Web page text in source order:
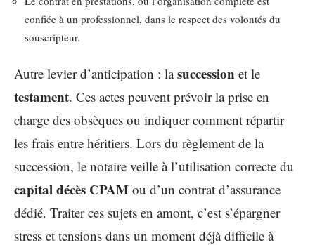
confiée à un professionnel, dans le respect des volontés du
souscripteur.
Autre levier d’anticipation : lasuccession et le
testament. Ces actes peuvent prévoir la prise en
charge des obsèques ou indiquer comment répartir
les frais entre héritiers. Lors du règlement de la
succession, le notaire veille à l’utilisation correcte du
capital décès CPAM ou d’un contrat d’assurance
dédié. Traiter ces sujets en amont, c’est s’épargner
stress et tensions dans un moment déjà difficile à